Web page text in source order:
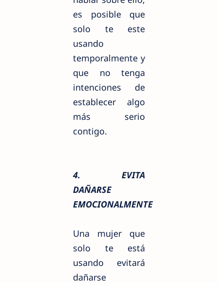
es posible que
solo te este
usando
temporalmente y
que no tenga
intenciones de
establecer algo
más serio
contigo.
4. EVITA
DAÑARSE
EMOCIONALMENTE
Una mujer que
solo te está
usando evitará
dañarse